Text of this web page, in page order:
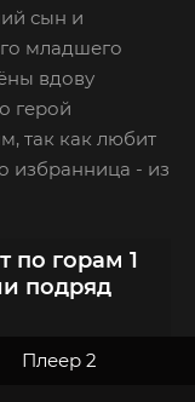
сын и
младшего
вдову
герой
так как любит
избранница - из
по горам 1
подряд
Плеер 2